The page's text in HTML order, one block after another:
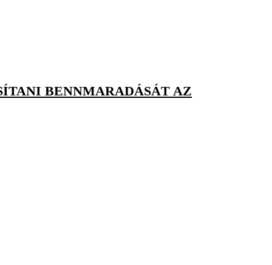
BENNMARADÁSÁT AZ